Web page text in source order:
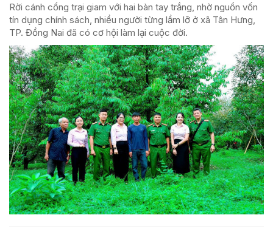
Rời cánh cổng trại giam với hai bàn tay trắng, nhờ nguồn vốn
tín dụng chính sách, nhiều người từng lầm lỡ ở xã Tân Hưng,
TP. Đồng Nai đã có cơ hội làm lại cuộc đời.